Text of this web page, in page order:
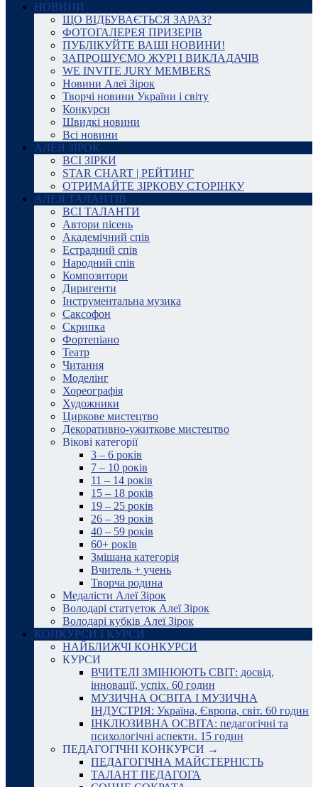
НОВИНИ
ЩО ВІДБУВАЄТЬСЯ ЗАРАЗ?
ФОТОГАЛЕРЕЯ ПРИЗЕРІВ
ПУБЛІКУЙТЕ ВАШІ НОВИНИ!
ЗАПРОШУЄМО ЖУРІ І ВИКЛАДАЧІВ
WE INVITE JURY MEMBERS
Новини Алеї Зірок
Творчі новини України і світу
Конкурси
Швидкі новини
Всі новини
АЛЕЯ ЗІРОК
ВСІ ЗІРКИ
STAR CHART | РЕЙТИНГ
ОТРИМАЙТЕ ЗІРКОВУ СТОРІНКУ
АЛЕЯ ТАЛАНТІВ
ВСІ ТАЛАНТИ
Автори пісень
Академічний спів
Естрадний спів
Народний спів
Композитори
Диригенти
Інструментальна музика
Саксофон
Скрипка
Фортепіано
Театр
Читання
Моделінг
Хореографія
Художники
Циркове мистецтво
Декоративно-ужиткове мистецтво
Вікові категорії
3 – 6 років
7 – 10 років
11 – 14 років
15 – 18 років
19 – 25 років
26 – 39 років
40 – 59 років
60+ років
Змішана категорія
Вчитель + учень
Творча родина
Медалісти Алеї Зірок
Володарі статуеток Алеї Зірок
Володарі кубків Алеї Зірок
КОНКУРСИ І КУРСИ
НАЙБЛИЖЧІ КОНКУРСИ
КУРСИ
ВЧИТЕЛІ ЗМІНЮЮТЬ СВІТ: досвід,
інновації, успіх. 60 годин
МУЗИЧНА ОСВІТА І МУЗИЧНА
ІНДУСТРІЯ: Україна, Європа, світ. 60 годин
ІНКЛЮЗИВНА ОСВІТА: педагогічні та
психологічні аспекти. 15 годин
ПЕДАГОГІЧНІ КОНКУРСИ →
ПЕДАГОГІЧНА МАЙСТЕРНІСТЬ
ТАЛАНТ ПЕДАГОГА